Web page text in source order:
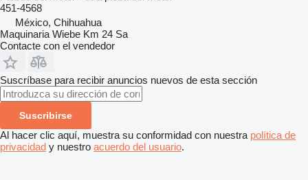
451-4568
México, Chihuahua
Maquinaria Wiebe Km 24 Sa
Contacte con el vendedor
Suscríbase para recibir anuncios nuevos de esta sección
Suscribirse
Al hacer clic aquí, muestra su conformidad con nuestra política de
privacidad y nuestro acuerdo del usuario.